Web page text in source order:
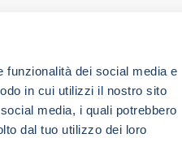
funzionalità dei social media e
in cui utilizzi il nostro sito
media, i quali potrebbero
dal tuo utilizzo dei loro